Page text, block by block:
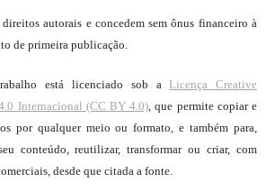
direitos autorais e concedem sem ônus financeiro à
de primeira publicação.
está licenciado sob a Licença Creative
Internacional (CC BY 4.0), que permite copiar e
por qualquer meio ou formato, e também para,
conteúdo, reutilizar, transformar ou criar, com
desde que citada a fonte.